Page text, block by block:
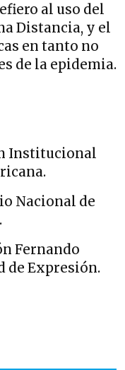
al uso del
Distancia, y el
en tanto no
de la epidemia.
Institucional
Nacional de
Fernando
de Expresión.